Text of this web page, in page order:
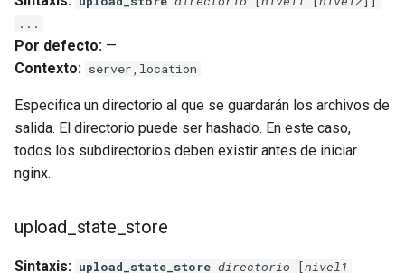
mlcache
murmurhash2
mysql
nettle
newrelic
...
Por defecto: —
Contexto: server,location
Especifica un directorio al que se guardarán los archivos de
salida. El directorio puede ser hashado. En este caso,
todos los subdirectorios deben existir antes de iniciar
nginx.
upload_state_store
Sintaxis: upload_state_store directorio [nivel1